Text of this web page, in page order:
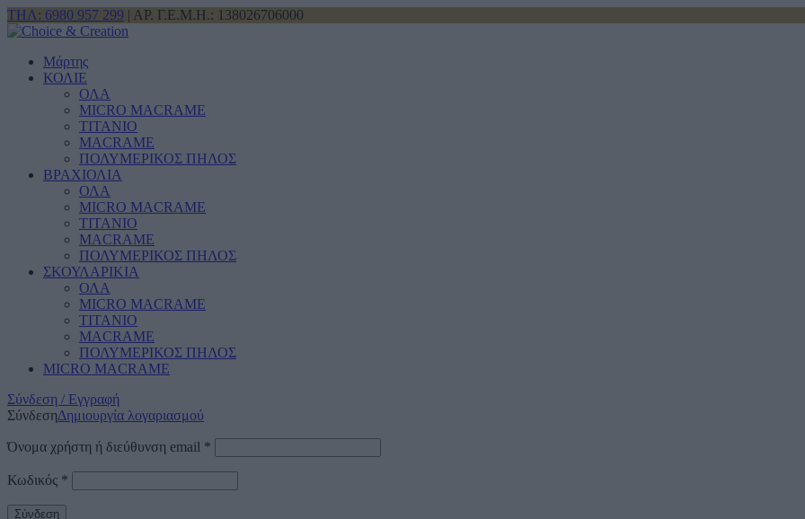
ΤΗΛ: 6980 957 299 | ΑΡ. Γ.Ε.Μ.Η.: 138026706000
Μάρτης
ΚΟΛΙΕ
ΟΛΑ
MICRO MACRAME
ΤΙΤΑΝΙΟ
MACRAME
ΠΟΛΥΜΕΡΙΚΟΣ ΠΗΛΟΣ
ΒΡΑΧΙΟΛΙΑ
ΟΛΑ
MICRO MACRAME
ΤΙΤΑΝΙΟ
MACRAME
ΠΟΛΥΜΕΡΙΚΟΣ ΠΗΛΟΣ
ΣΚΟΥΛΑΡΙΚΙΑ
ΟΛΑ
MICRO MACRAME
ΤΙΤΑΝΙΟ
MACRAME
ΠΟΛΥΜΕΡΙΚΟΣ ΠΗΛΟΣ
MICRO MACRAME
Σύνδεση / Εγγραφή
ΣύνδεσηΔημιουργία λογαριασμού
Όνομα χρήστη ή διεύθυνση email *
Κωδικός *
Σύνδεση